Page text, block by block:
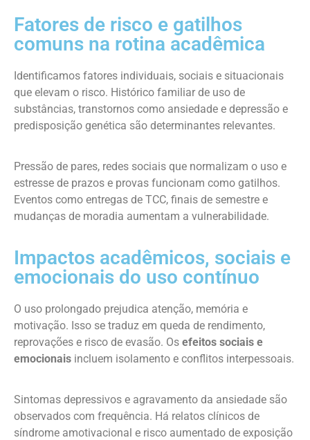
Fatores de risco e gatilhos
comuns na rotina acadêmica
Identificamos fatores individuais, sociais e situacionais
que elevam o risco. Histórico familiar de uso de
substâncias, transtornos como ansiedade e depressão e
predisposição genética são determinantes relevantes.
Pressão de pares, redes sociais que normalizam o uso e
estresse de prazos e provas funcionam como gatilhos.
Eventos como entregas de TCC, finais de semestre e
mudanças de moradia aumentam a vulnerabilidade.
Impactos acadêmicos, sociais e
emocionais do uso contínuo
O uso prolongado prejudica atenção, memória e
motivação. Isso se traduz em queda de rendimento,
reprovações e risco de evasão. Os efeitos sociais e
emocionais incluem isolamento e conflitos interpessoais.
Sintomas depressivos e agravamento da ansiedade são
observados com frequência. Há relatos clínicos de
síndrome amotivacional e risco aumentado de exposição